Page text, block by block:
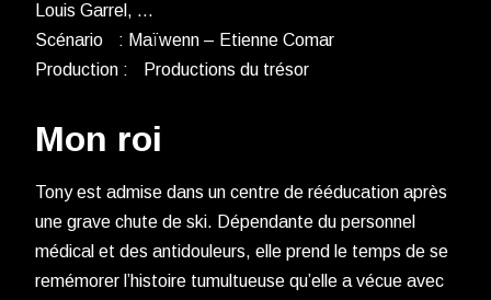
Louis Garrel, …
Scénario : Maïwenn – Etienne Comar
Production : Productions du trésor
Mon roi
Tony est admise dans un centre de rééducation après
une grave chute de ski. Dépendante du personnel
médical et des antidouleurs, elle prend le temps de se
remémorer l’histoire tumultueuse qu’elle a vécue avec